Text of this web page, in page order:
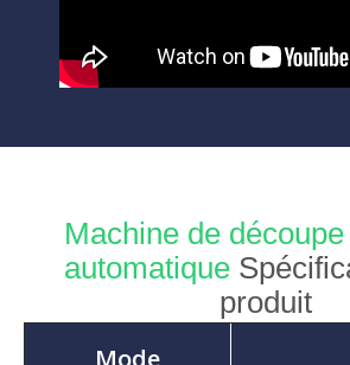
Machine de
automatique
produit